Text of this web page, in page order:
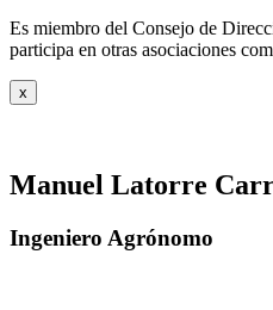
Es miembro del Consejo de
participa en otras asociaciones
x
Manuel Latorre
Ingeniero Agrónomo